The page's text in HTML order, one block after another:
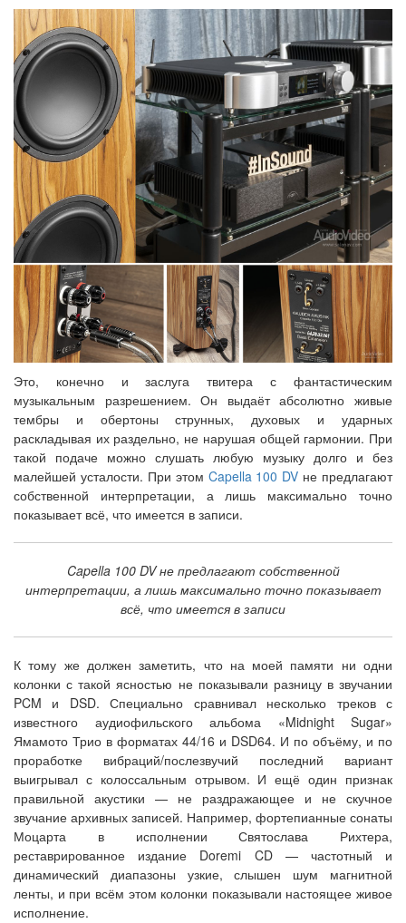
Это, конечно и заслуга твитера с фантастическим
музыкальным разрешением. Он выдаёт абсолютно живые
тембры и обертоны струнных, духовых и ударных
раскладывая их раздельно, не нарушая общей гармонии. При
такой подаче можно слушать любую музыку долго и без
малейшей усталости. При этом Capella 100 DV не предлагают
собственной интерпретации, а лишь максимально точно
показывает всё, что имеется в записи.
Capella 100 DV не предлагают собственной
интерпретации, а лишь максимально точно показывает
всё, что имеется в записи
К тому же должен заметить, что на моей памяти ни одни
колонки с такой ясностью не показывали разницу в звучании
PCM и DSD. Специально сравнивал несколько треков с
известного аудиофильского альбома «Midnight Sugar»
Ямамото Трио в форматах 44/16 и DSD64. И по объёму, и по
проработке вибраций/послезвучий последний вариант
выигрывал с колоссальным отрывом. И ещё один признак
правильной акустики — не раздражающее и не скучное
звучание архивных записей. Например, фортепианные сонаты
Моцарта в исполнении Святослава Рихтера,
реставрированное издание Doremi CD — частотный и
динамический диапазоны узкие, слышен шум магнитной
ленты, и при всём этом колонки показывали настоящее живое
исполнение.